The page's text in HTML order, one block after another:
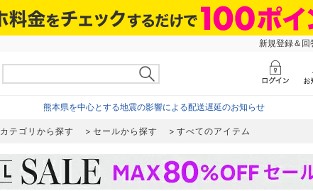
新規登録＆
熊本県を中心とする地震の影響による配送遅延のお知らせ
カテゴリから探す セールから探す すべてのアイテム